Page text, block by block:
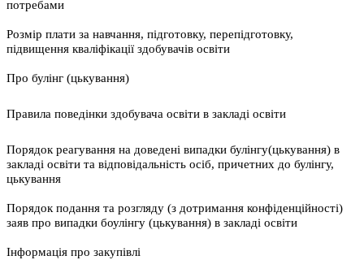
потребами
Розмір плати за навчання, підготовку, перепідготовку,
підвищення кваліфікації здобувачів освіти
Про булінг (цькування)
Правила поведінки здобувача освіти в закладі освіти
Порядок реагування на доведені випадки булінгу(цькування) в
закладі освіти та відповідальність осіб, причетних до булінгу,
цькування
Порядок подання та розгляду (з дотримання конфіденційності)
заяв про випадки боулінгу (цькування) в закладі освіти
Інформація про закупівлі